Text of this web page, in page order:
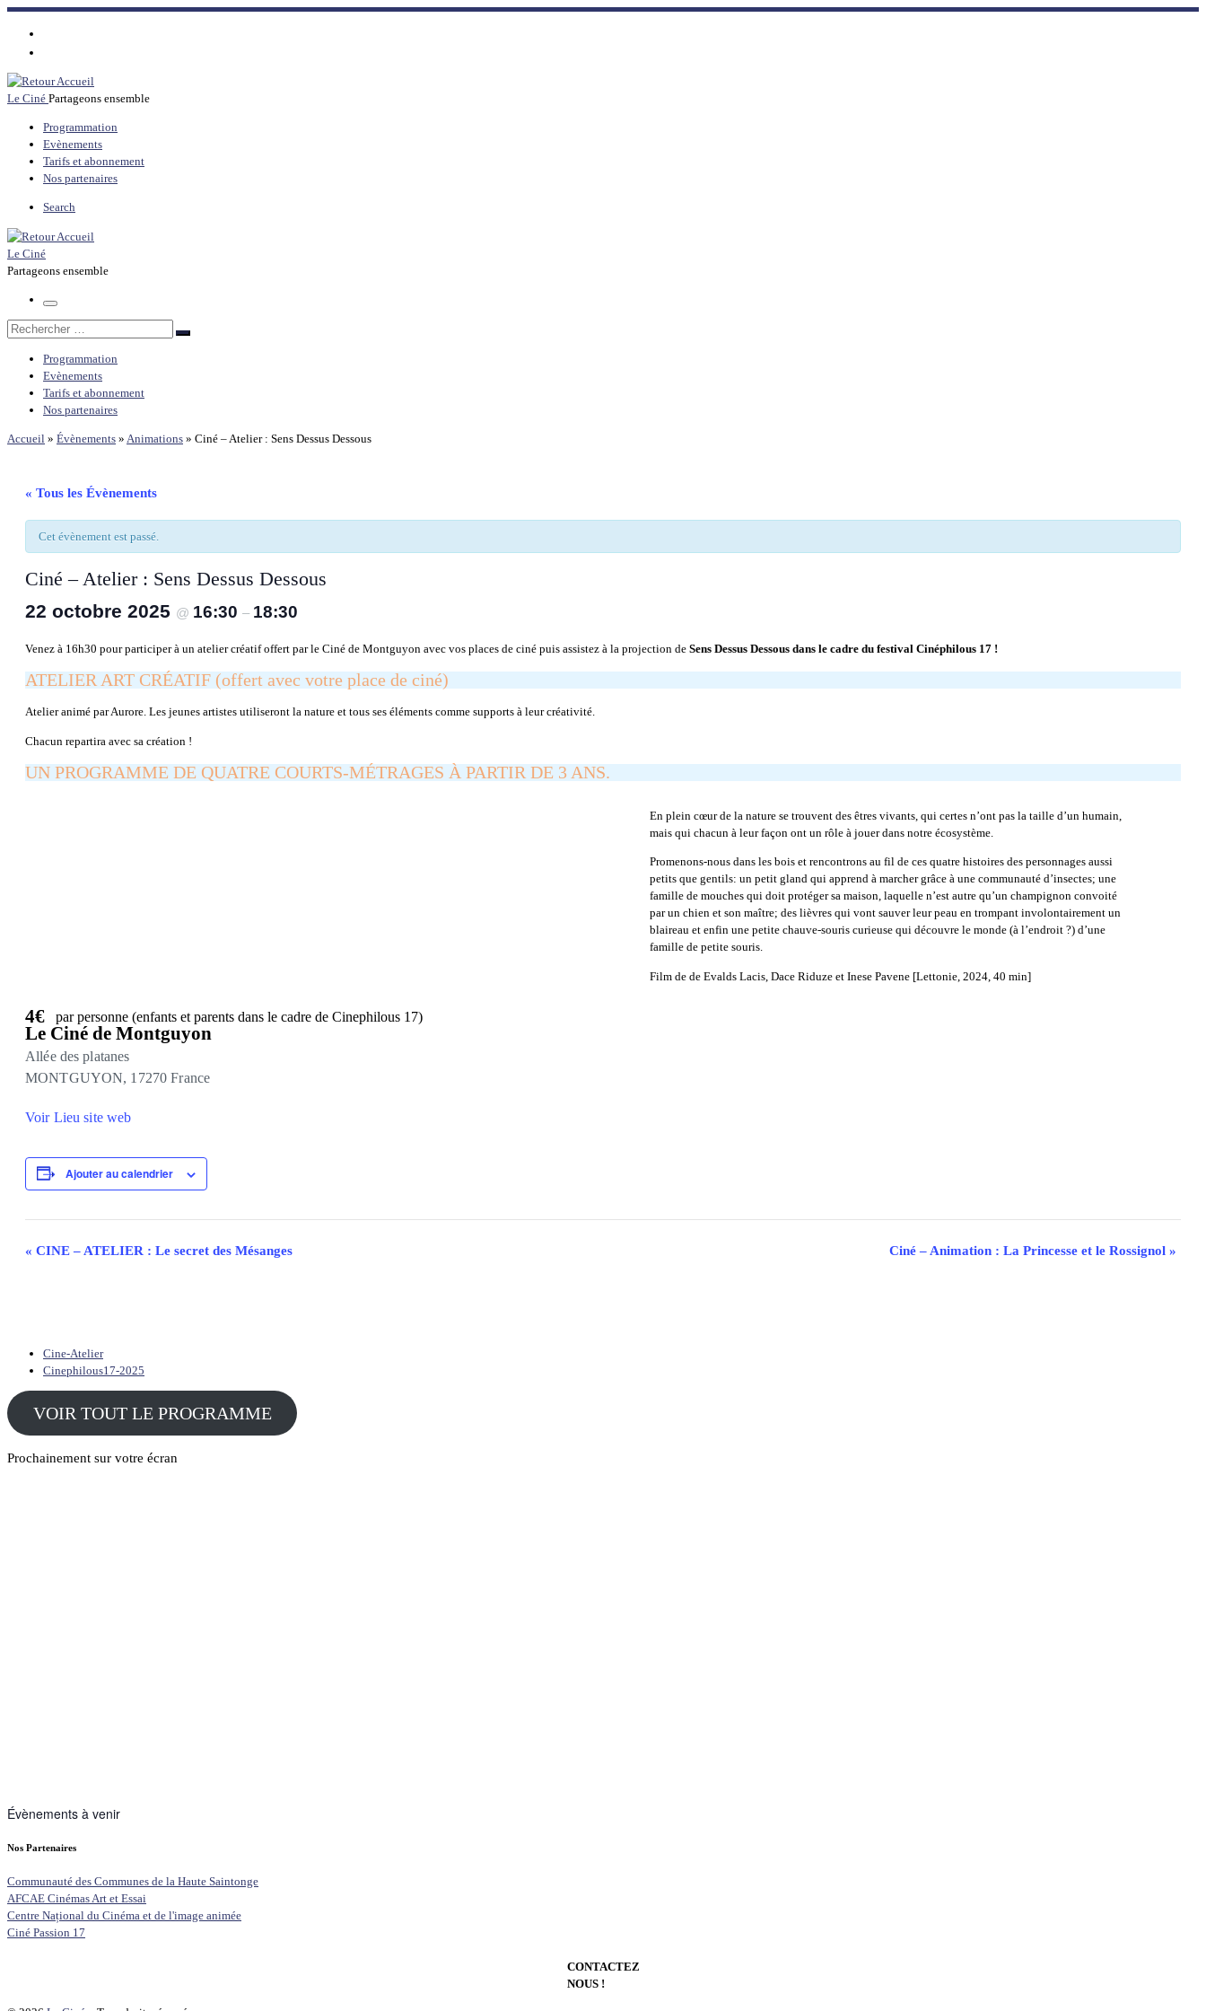
Passer
contenu
Le Ciné Partageons ensemble
Programmation
Evènements
Tarifs et abonnement
Nos partenaires
Search
Le Ciné
Partageons ensemble
Menu
Rechercher
Rechercher
Programmation
Evènements
Tarifs et abonnement
Nos partenaires
Accueil » Évènements » Animations » Ciné – Atelier : Sens Dessus Dessous
« Tous les Évènements
Cet évènement est passé.
Ciné – Atelier : Sens Dessus Dessous
22 octobre 2025 @ 16:30 – 18:30
Venez à 16h30 pour participer à un atelier créatif offert par le Ciné de Montguyon avec vos places de ciné puis assistez à la projection de Sens Dessus Dessous dans le cadre du festival Cinéphilous 17 !
ATELIER ART CRÉATIF (offert avec votre place de ciné)
Atelier animé par Aurore. Les jeunes artistes utiliseront la nature et tous ses éléments comme supports à leur créativité.
Chacun repartira avec sa création !
UN PROGRAMME DE QUATRE COURTS-MÉTRAGES À PARTIR DE 3 ANS.
En plein cœur de la nature se trouvent des êtres vivants, qui certes n’ont pas la taille d’un humain,
mais qui chacun à leur façon ont un rôle à jouer dans notre écosystème.
Promenons-nous dans les bois et rencontrons au fil de ces quatre histoires des personnages aussi
petits que gentils: un petit gland qui apprend à marcher grâce à une communauté d’insectes; une
famille de mouches qui doit protéger sa maison, laquelle n’est autre qu’un champignon convoité
par un chien et son maître; des lièvres qui vont sauver leur peau en trompant involontairement un
blaireau et enfin une petite chauve-souris curieuse qui découvre le monde (à l’endroit ?) d’une
famille de petite souris.
Film de de Evalds Lacis, Dace Riduze et Inese Pavene [Lettonie, 2024, 40 min]
4€ par personne (enfants et parents dans le cadre de Cinephilous 17)
Le Ciné de Montguyon
Allée des platanes
MONTGUYON, 17270 France
Voir Lieu site web
Ajouter au calendrier
Navigation
« CINE – ATELIER : Le secret des Mésanges Ciné – Animation : La Princesse et le Rossignol »
Cine-Atelier
Cinephilous17-2025
VOIR TOUT LE PROGRAMME
Prochainement sur votre écran
Évènements à venir
Nos Partenaires
Communauté des Communes de la Haute Saintonge
AFCAE Cinémas Art et Essai
Centre Național du Cinéma et de l'image animée
Ciné Passion 17
CONTACTEZ
NOUS !